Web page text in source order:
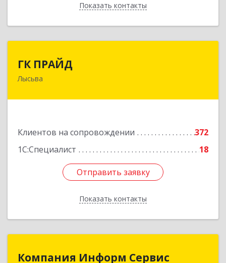
Показать контакты
Назад
ГК ПРАЙД
Лысьва
Клиентов на сопровождении
372
1С:Специалист
18
Отправить заявку
Показать контакты
618909, Пермский край, Лысьва г, Репина ул,
Отправить заявку
Назад
Компания Информ Сервис
Компания Информ Сервис